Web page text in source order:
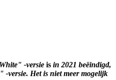
-versie is in 2021 beëindigd,
versie. Het is niet meer mogelijk